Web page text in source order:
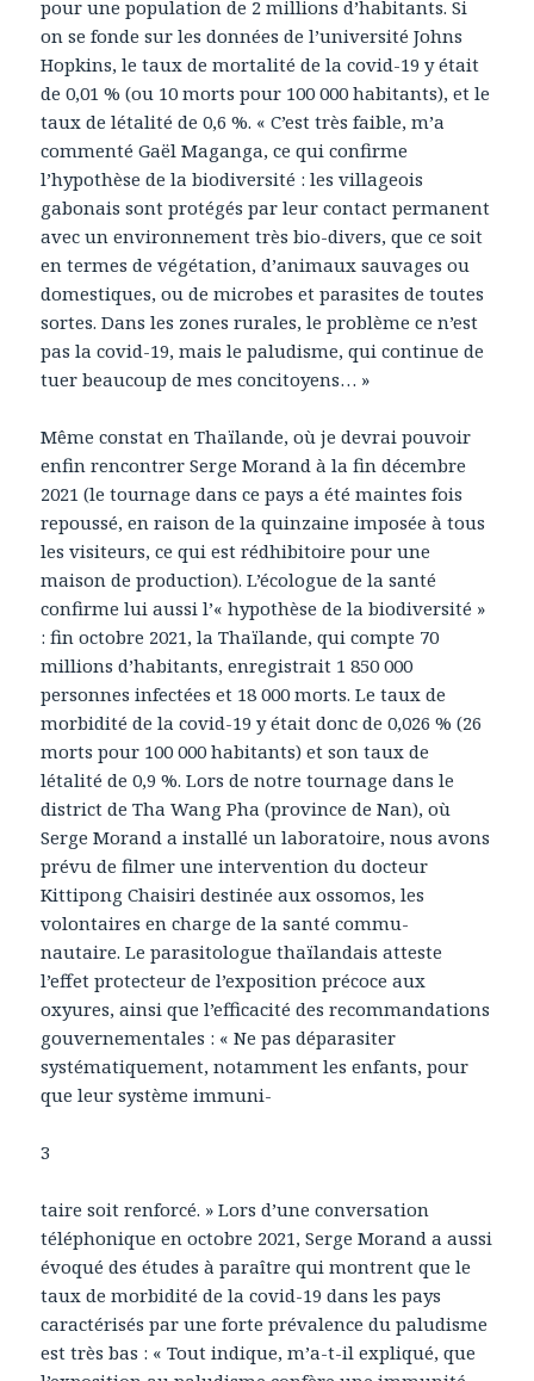
pour une population de 2 millions d’habitants. Si
on se fonde sur les données de l’université Johns
Hopkins, le taux de mortalité de la covid-19 y était
de 0,01 % (ou 10 morts pour 100 000 habitants), et le
taux de létalité de 0,6 %. « C’est très faible, m’a
commenté Gaël Maganga, ce qui confirme
l’hypothèse de la biodiversité : les villageois
gabonais sont protégés par leur contact permanent
avec un environnement très bio-divers, que ce soit
en termes de végétation, d’animaux sauvages ou
domestiques, ou de microbes et parasites de toutes
sortes. Dans les zones rurales, le problème ce n’est
pas la covid-19, mais le paludisme, qui continue de
tuer beaucoup de mes concitoyens… »
Même constat en Thaïlande, où je devrai pouvoir
enfin rencontrer Serge Morand à la fin décembre
2021 (le tournage dans ce pays a été maintes fois
repoussé, en raison de la quinzaine imposée à tous
les visiteurs, ce qui est rédhibitoire pour une
maison de production). L’écologue de la santé
confirme lui aussi l’« hypothèse de la biodiversité »
: fin octobre 2021, la Thaïlande, qui compte 70
millions d’habitants, enregistrait 1 850 000
personnes infectées et 18 000 morts. Le taux de
morbidité de la covid-19 y était donc de 0,026 % (26
morts pour 100 000 habitants) et son taux de
létalité de 0,9 %. Lors de notre tournage dans le
district de Tha Wang Pha (province de Nan), où
Serge Morand a installé un laboratoire, nous avons
prévu de filmer une intervention du docteur
Kittipong Chaisiri destinée aux ossomos, les
volontaires en charge de la santé commu-
nautaire. Le parasitologue thaïlandais atteste
l’effet protecteur de l’exposition précoce aux
oxyures, ainsi que l’efficacité des recommandations
gouvernementales : « Ne pas déparasiter
systématiquement, notamment les enfants, pour
que leur système immuni-
3
taire soit renforcé. » Lors d’une conversation
téléphonique en octobre 2021, Serge Morand a aussi
évoqué des études à paraître qui montrent que le
taux de morbidité de la covid-19 dans les pays
caractérisés par une forte prévalence du paludisme
est très bas : « Tout indique, m’a-t-il expliqué, que